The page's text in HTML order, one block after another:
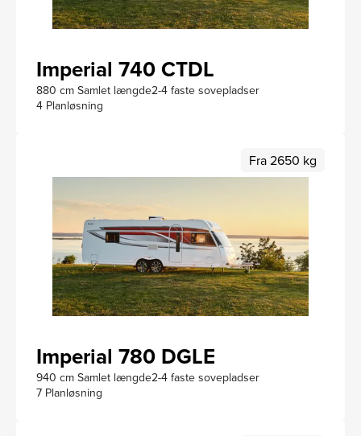
Imperial 740 CTDL
880 cm Samlet længde2-4 faste sovepladser
4 Planløsning
Fra 2650 kg
Imperial 780 DGLE
940 cm Samlet længde2-4 faste sovepladser
7 Planløsning